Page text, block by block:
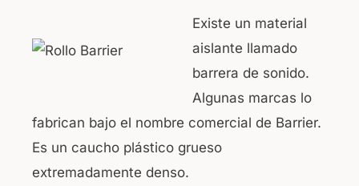
Existe un material
aislante llamado
barrera de sonido.
Algunas marcas lo
fabrican bajo el nombre comercial de Barrier.
Es un caucho plástico grueso
extremadamente denso.